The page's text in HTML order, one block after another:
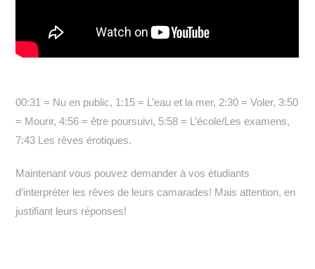
00:31 = Nu en public, 1:15 = L’eau et la mer, 2:30 = Voler, 3:50
= Mourir, 4:56 = être poursuivi, 5:58 = L’école/Les examens,
7:43 Les rêves érotiques.
Maintenant vous pouvez demander à vos étudiants
d’interpréter les rêves de leurs camarades! Mais attention, en
justifiant leurs réponses!